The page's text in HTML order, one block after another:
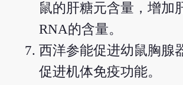
鼠的肝糖元含量，增加
RNA的含量。
西洋参能促进幼鼠胸腺
促进机体免疫功能。